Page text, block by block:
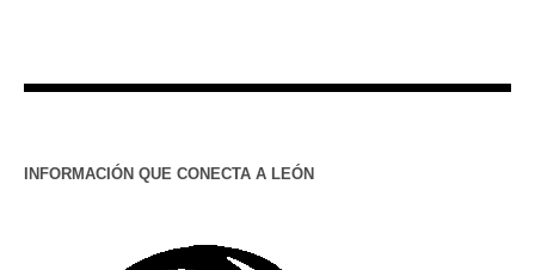
INFORMACIÓN QUE CONECTA A LEÓN